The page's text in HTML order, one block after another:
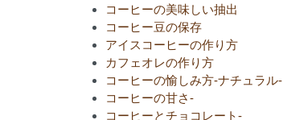
コーヒーの美味しい抽出
コーヒー豆の保存
アイスコーヒーの作り方
カフェオレの作り方
コーヒーの愉しみ方-ナチュラル-
コーヒーの甘さ-
コーヒーとチョコレート-